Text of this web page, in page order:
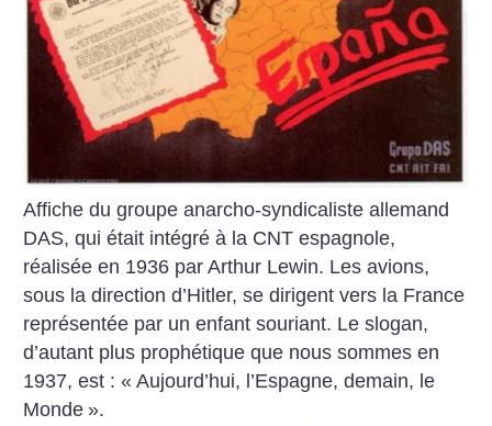
Affiche du groupe anarcho-syndicaliste allemand
DAS, qui était intégré à la CNT espagnole,
réalisée en 1936 par Arthur Lewin. Les avions,
sous la direction d’Hitler, se dirigent vers la France
représentée par un enfant souriant. Le slogan,
d’autant plus prophétique que nous sommes en
1937, est : « Aujourd’hui, l’Espagne, demain, le
Monde ».